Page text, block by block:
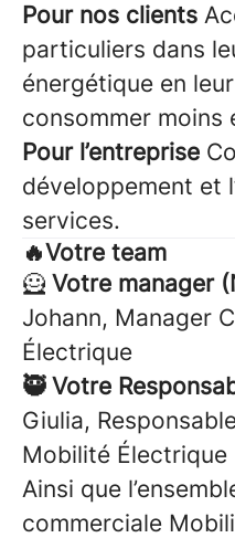
Pour nos clients
particuliers dans
énergétique en
consommer moins
Pour l’entreprise
développement et
services.
🔥Votre team
🦸 Votre manager
Johann, Manager
Électrique
🥷 Votre
Giulia,
Mobilité Électrique
Ainsi que
commerciale